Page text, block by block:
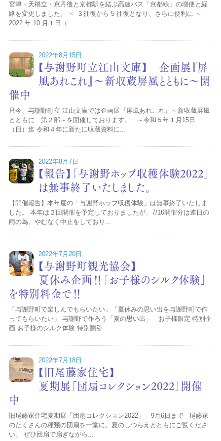
宮津・天橋立・京丹後と京都駅を結ぶ高速バス「京都線」の増便と経
路を変更しました。 ～ ３往復から 5 往復となり、さらに便利に ～
2022 年 10 月１日（...
2022年8月15日
【与謝野町立江山文庫】 企画展『屏
風あれこれ』～新収蔵屏風とともに～開
催中
只今、与謝野町立 江山文庫では企画展『屏風あれこれ』～新収蔵屏風
とともに 第２部～を開催しております。 ～令和５年１月15日
（日）迄 令和４年に新たに収蔵資料に...
2022年8月7日
【報告】「与謝野ホップ収穫体験2022」
は無事終了いたしました。
【開催報告】本年度の「与謝野ホップ収穫体験」は無事終了いたしま
した。 本年は２回開催を予定しておりましたが、7/16開催分は連日の
雨の為、やむなく中止をしており...
2022年7月20日
【与謝野町観光協会】
夏休み企画‼「お子様のシルク体験」
を特別料金で‼
「与謝野町で楽しんでもらいたい」「夏休みの思い出を与謝野町で作
ってもらいたい」 与謝野で作ろう「夏の思い出」 お子様限定 特別企
画 お子様のシルク体験 特別割引...
2022年7月18日
【旧尾藤家住宅】
夏期展「団扇コレクション2022」開催
中
旧尾藤家住宅夏期展「団扇コレクション2022」 9月6日まで 尾藤家
のたくさんの種類の団扇を一堂に。夏のしつらえとともにご覧くださ
い。 ぜひ団扇で扇ぎながら...